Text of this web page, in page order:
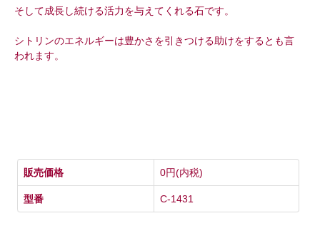
そして成長し続ける活力を与えてくれる石です。
シトリンのエネルギーは豊かさを引きつける助けをするとも言
われます。
販売価格 0円(内税)
型番 C-1431